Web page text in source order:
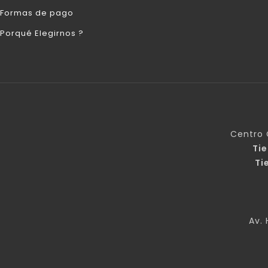
Formas de pago
Porqué Elegirnos ?
Centro
Av.